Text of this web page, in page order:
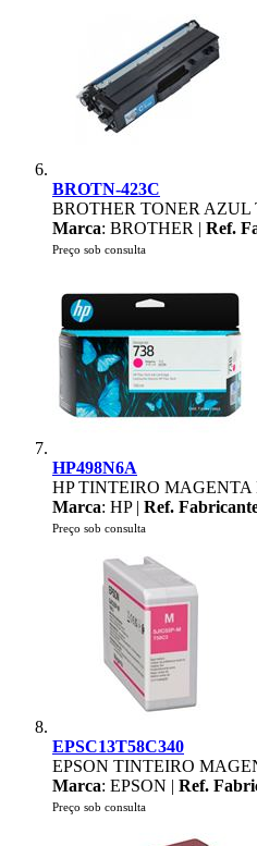
BROTN-423C
BROTHER TONER AZUL
Marca: BROTHER | Ref.
Preço sob consulta
HP498N6A
HP TINTEIRO MAGENTA
Marca: HP | Ref.
Preço sob consulta
EPSC13T58C340
EPSON TINTEIRO
Marca: EPSON | Ref.
Preço sob consulta